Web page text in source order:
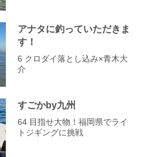
アナタに釣っていただきま
す！
6 クロダイ落とし込み×青木大
介
すごかby九州
64 目指せ大物！福岡県でライ
トジギングに挑戦